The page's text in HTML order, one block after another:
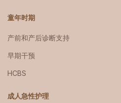
童年时期
产前和产后诊断支持
早期干预
HCBS
成人急性护理